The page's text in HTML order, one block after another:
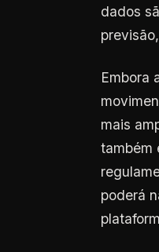
dados
Embora
mais
também
poderá